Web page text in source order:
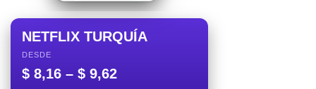
NETFLIX TURQUÍA
DESDE
$ 8,16 – $ 9,62